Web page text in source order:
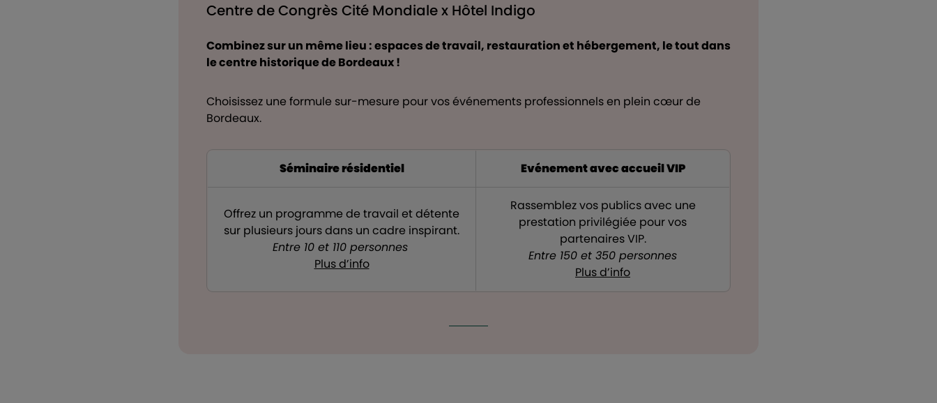
Centre de Congrès Cité Mondiale x Hôtel Indigo
Combinez sur un même lieu : espaces de travail, restauration et hébergement, le tout dans
le centre historique de Bordeaux !
Choisissez une formule sur-mesure pour vos événements professionnels en plein cœur de
Bordeaux.
Séminaire résidentiel Evénement avec accueil VIP
Offrez un programme de travail et détente
sur plusieurs jours dans un cadre inspirant.
Entre 10 et 110 personnes
Plus d’info
Rassemblez vos publics avec une
prestation privilégiée pour vos
partenaires VIP.
Entre 150 et 350 personnes
Plus d’info